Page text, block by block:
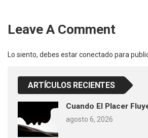
Leave A Comment
Lo siento, debes estarconectado para
ARTÍCULOS RECIENTES
Cuando El Placer
agosto 6, 2026